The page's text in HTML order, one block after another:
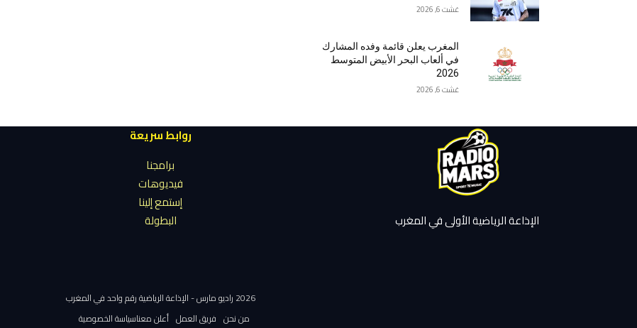
غشت 6, 2026
المغرب يعلن قائمة وفده المشارك
في ألعاب البحر الأبيض المتوسط
2026
غشت 6, 2026
روابط سريعة
برامجنا
فيديوهات
إستمع إلينا
البطولة
الإذاعة الرياضية الأولى في المغرب
2026 راديو مارس - الإذاعة الرياضية رقم واحد في المغرب
من نحن فريق العمل أعلن معناسياسة الخصوصية